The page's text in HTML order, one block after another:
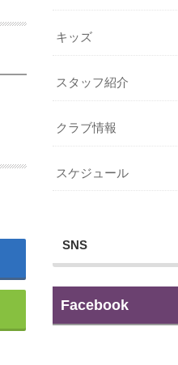
キッズ
スタッフ紹介
クラブ情報
スケジュール
SNS
Facebook